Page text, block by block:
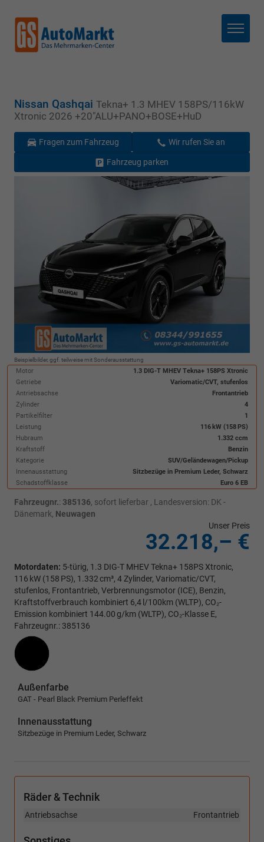
Menü
Nissan Qashqai Tekna+ 1.3 MHEV 158PS/116kW
Xtronic 2026 +20"ALU+PANO+BOSE+HuD
Fragen zum Fahrzeug Wir rufen Sie an
Fahrzeug parken
Beispielbilder, ggf. teilweise mit Sonderausstattung
Motor
1.3 DIG-T MHEV Tekna+ 158PS Xtronic
Getriebe
Variomatic/CVT, stufenlos
Antriebsachse
Frontantrieb
Zylinder
4
Partikelfilter
1
Leistung
116 kW (158 PS)
Hubraum
1.332 ccm
Kraftstoff
Benzin
Kategorie
SUV/Geländewagen/Pickup
Innenausstattung
Sitzbezüge in Premium Leder, Schwarz
Schadstoffklasse
Euro 6 EB
Fahrzeugnr.: 385136, sofort lieferbar , Landesversion: DK -
Dänemark, Neuwagen
Unser Preis
32.218,– €
Motordaten: 5-türig, 1.3 DIG-T MHEV Tekna+ 158PS Xtronic,
116 kW (158 PS), 1.332 cm³, 4 Zylinder, Variomatic/CVT,
stufenlos, Frontantrieb, Verbrennungsmotor (ICE), Benzin,
Kraftstoffverbrauch kombiniert 6,4 l/100km (WLTP), CO₂-
Emission kombiniert 144.00 g/km (WLTP), CO₂-Klasse E,
Fahrzeugnr.: 385136
Außenfarbe
GAT - Pearl Black Premium Perleffekt
Innenausstattung
Sitzbezüge in Premium Leder, Schwarz
Räder & Technik
Frontantrieb
Antriebsachse